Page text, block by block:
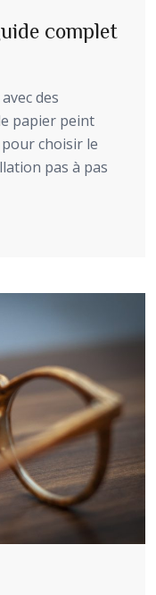
complet
des
papier peint
choisir le
pas à pas